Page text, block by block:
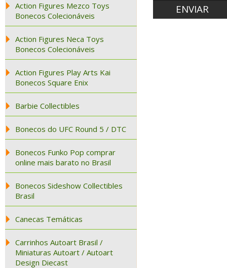
Action Figures Mezco Toys
Bonecos Colecionáveis
Action Figures Neca Toys
Bonecos Colecionáveis
Action Figures Play Arts Kai
Bonecos Square Enix
Barbie Collectibles
Bonecos do UFC Round 5 / DTC
Bonecos Funko Pop comprar
online mais barato no Brasil
Bonecos Sideshow Collectibles
Brasil
Canecas Temáticas
Carrinhos Autoart Brasil /
Miniaturas Autoart / Autoart
Design Diecast